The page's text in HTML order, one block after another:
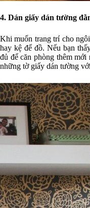
4. Dán giấy dán tường
Khi muốn trang trí cho
hay kệ để đồ. Nếu bạn
đủ để căn phòng thêm
những tờ giấy dán tường